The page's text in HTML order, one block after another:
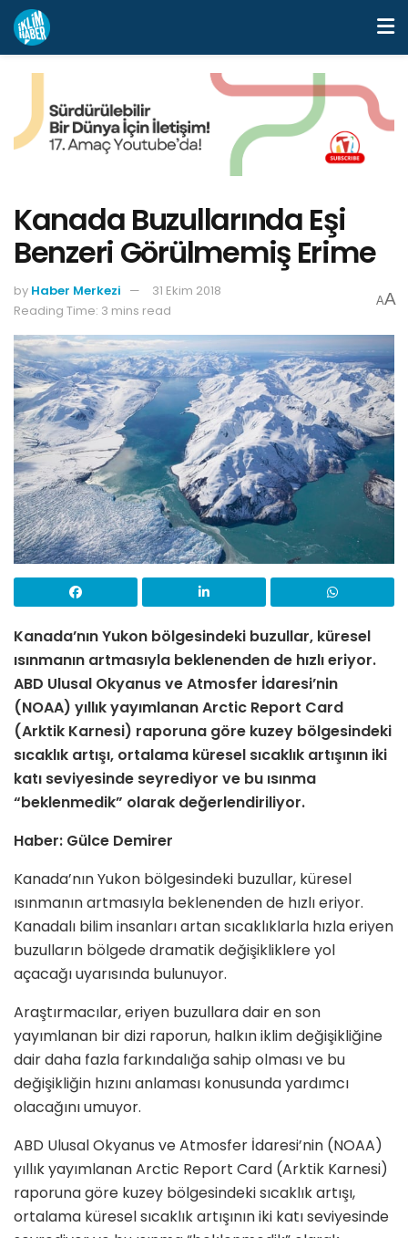
Kanada Buzullarında Eşi
Benzeri Görülmemiş Erime
by Haber Merkezi
31 Ekim 2018
Reading Time: 3 mins read
AA
Kanada’nın Yukon bölgesindeki buzullar, küresel
ısınmanın artmasıyla beklenenden de hızlı eriyor.
ABD Ulusal Okyanus ve Atmosfer İdaresi’nin
(NOAA) yıllık yayımlanan Arctic Report Card
(Arktik Karnesi) raporuna göre kuzey bölgesindeki
sıcaklık artışı, ortalama küresel sıcaklık artışının iki
katı seviyesinde seyrediyor ve bu ısınma
“beklenmedik” olarak değerlendiriliyor.
Haber: Gülce Demirer
Kanada’nın Yukon bölgesindeki buzullar, küresel
ısınmanın artmasıyla beklenenden de hızlı eriyor.
Kanadalı bilim insanları artan sıcaklıklarla hızla eriyen
buzulların bölgede dramatik değişikliklere yol
açacağı uyarısında bulunuyor.
Araştırmacılar, eriyen buzullara dair en son
yayımlanan bir dizi raporun, halkın iklim değişikliğine
dair daha fazla farkındalığa sahip olması ve bu
değişikliğin hızını anlaması konusunda yardımcı
olacağını umuyor.
ABD Ulusal Okyanus ve Atmosfer İdaresi’nin (NOAA)
yıllık yayımlanan Arctic Report Card (Arktik Karnesi)
raporuna göre kuzey bölgesindeki sıcaklık artışı,
ortalama küresel sıcaklık artışının iki katı seviyesinde